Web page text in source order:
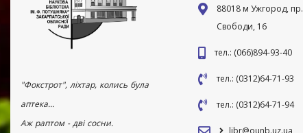
"Фокстрот", ліхтар, колись була
аптека...
Аж раптом - дві сосни.
88018 м Ужгород, пр.
Свободи, 16
тел.: (066)894-93-40
тел.: (0312)64-71-93
тел.: (0312)64-71-94
libr@ounb.uz.ua